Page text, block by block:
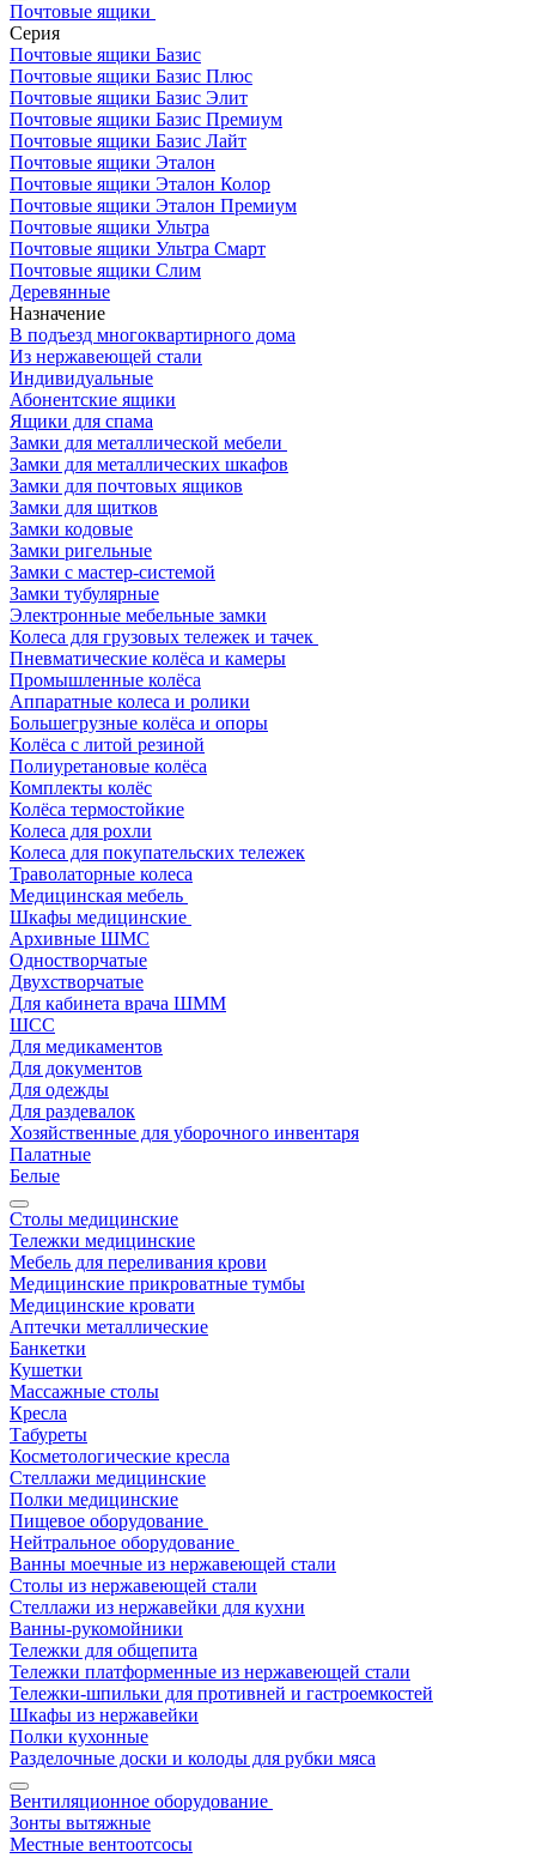
Почтовые ящики
Серия
Почтовые ящики Базис
Почтовые ящики Базис Плюс
Почтовые ящики Базис Элит
Почтовые ящики Базис Премиум
Почтовые ящики Базис Лайт
Почтовые ящики Эталон
Почтовые ящики Эталон Колор
Почтовые ящики Эталон Премиум
Почтовые ящики Ультра
Почтовые ящики Ультра Смарт
Почтовые ящики Слим
Деревянные
Назначение
В подъезд многоквартирного дома
Из нержавеющей стали
Индивидуальные
Абонентские ящики
Ящики для спама
Замки для металлической мебели
Замки для металлических шкафов
Замки для почтовых ящиков
Замки для щитков
Замки кодовые
Замки ригельные
Замки с мастер-системой
Замки тубулярные
Электронные мебельные замки
Колеса для грузовых тележек и тачек
Пневматические колёса и камеры
Промышленные колёса
Аппаратные колеса и ролики
Большегрузные колёса и опоры
Колёса с литой резиной
Полиуретановые колёса
Комплекты колёс
Колёса термостойкие
Колеса для рохли
Колеса для покупательских тележек
Траволаторные колеса
Медицинская мебель
Шкафы медицинские
Архивные ШМС
Одностворчатые
Двухстворчатые
Для кабинета врача ШММ
ШСС
Для медикаментов
Для документов
Для одежды
Для раздевалок
Хозяйственные для уборочного инвентаря
Палатные
Белые
Столы медицинские
Тележки медицинские
Мебель для переливания крови
Медицинские прикроватные тумбы
Медицинские кровати
Аптечки металлические
Банкетки
Кушетки
Массажные столы
Кресла
Табуреты
Косметологические кресла
Стеллажи медицинские
Полки медицинские
Пищевое оборудование
Нейтральное оборудование
Ванны моечные из нержавеющей стали
Столы из нержавеющей стали
Стеллажи из нержавейки для кухни
Ванны-рукомойники
Тележки для общепита
Тележки платформенные из нержавеющей стали
Тележки-шпильки для противней и гастроемкостей
Шкафы из нержавейки
Полки кухонные
Разделочные доски и колоды для рубки мяса
Вентиляционное оборудование
Зонты вытяжные
Местные вентоотсосы